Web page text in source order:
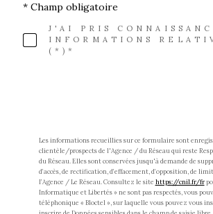
J'AI PRIS
INFORMATIONS
(*)*
* Champ obligatoire
Les informations recueillies sur ce formulaire sont
clientèle/prospects de l'Agence / du Réseau qui reste
du Réseau. Elles sont conservées jusqu'à demande de
d’accès, de rectification, d’effacement, d’opposition, de
l’Agence / Le Réseau. Consultez le site https://cnil.fr/fr
Informatique et Libertés » ne sont pas respectés, vous
téléphonique « Bloctel », sur laquelle vous pouvez vous